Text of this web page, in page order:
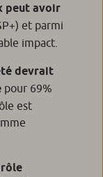
peut avoir
et parmi
impact.
devrait
pour 69%
est